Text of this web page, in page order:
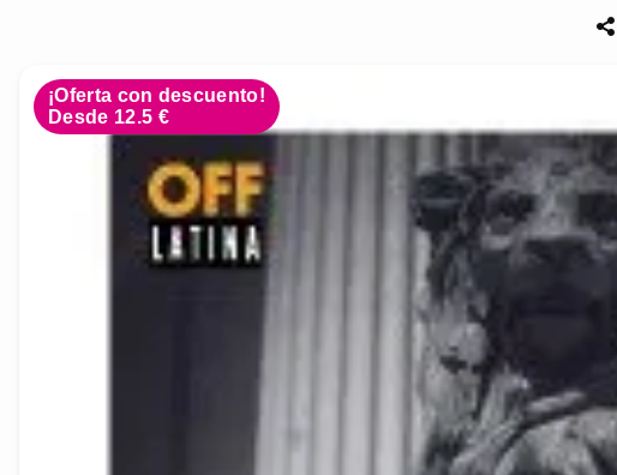
¡Oferta con descuento!
Desde 12.5 €